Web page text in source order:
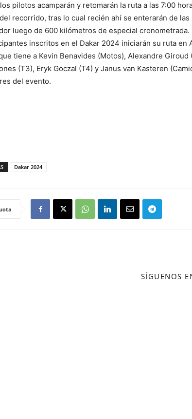
pilotos acamparán y retomarán la ruta a las 7:00
recorrido, tras lo cual recién ahí se enterarán de
luego de 600 kilómetros de especial
inscritos en el Dakar 2024 iniciarán su ruta en
tiene a Kevin Benavides (Motos), Alexandre Giroud
(T3), Eryk Goczal (T4) y Janus van Kasteren
del evento.
Dakar 2024
SÍGUENOS